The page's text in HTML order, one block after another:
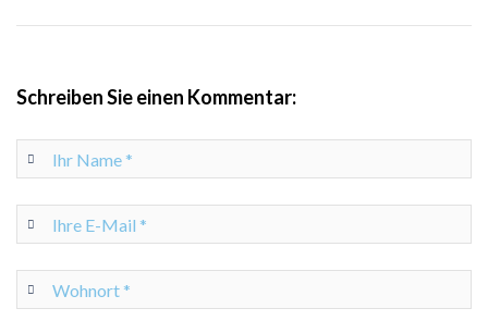
Schreiben Sie einen Kommentar: